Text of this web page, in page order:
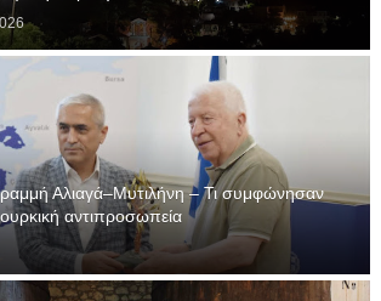
Αλιαγά–Μυτιλήνη – Τι συμφώνησαν
αντιπροσωπεία